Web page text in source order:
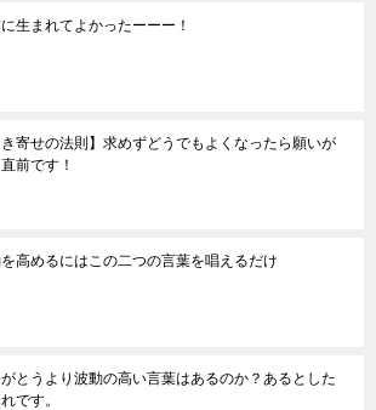
生まれてよかったーーー！
き寄せの法則】求めずどうでもよくなったら願いが
前です！
高めるにはこの二つの言葉を唱えるだけ
とうより波動の高い言葉はあるのか？あるとした
です。